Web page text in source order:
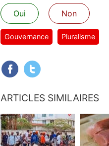
Oui
Non
Gouvernance Pluralisme
ARTICLES SIMILAIRES